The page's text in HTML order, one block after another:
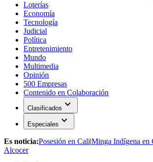
Loterías
Economía
Tecnología
Judicial
Política
Entretenimiento
Mundo
Multimedia
Opinión
500 Empresas
Contenido en Colaboración
Clasificados expand_more
Especiales expand_more
Es noticia:Posesión en Cali|Minga Indígena en
Alcocer